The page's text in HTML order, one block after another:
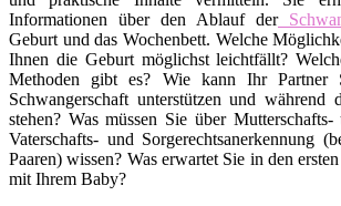
Informationen über den Ablauf der
Geburt und das Wochenbett. Welche
Ihnen die Geburt möglichst leichtfällt?
Methoden gibt es? Wie kann Ihr
Schwangerschaft unterstützen und während
stehen? Was müssen Sie über
Vaterschafts- und Sorgerechtsanerkennung
Paaren) wissen? Was erwartet Sie in den
mit Ihrem Baby?